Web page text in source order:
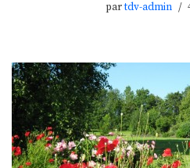
partdv-admin